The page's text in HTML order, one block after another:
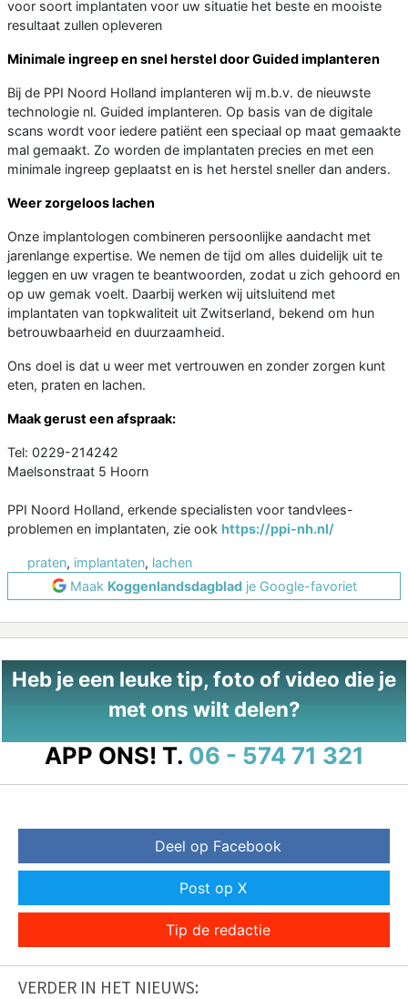
voor soort implantaten voor uw situatie het beste en mooiste
resultaat zullen opleveren
Minimale ingreep en snel herstel door Guided implanteren
Bij de PPI Noord Holland implanteren wij m.b.v. de nieuwste
technologie nl. Guided implanteren. Op basis van de digitale
scans wordt voor iedere patiënt een speciaal op maat gemaakte
mal gemaakt. Zo worden de implantaten precies en met een
minimale ingreep geplaatst en is het herstel sneller dan anders.
Weer zorgeloos lachen
Onze implantologen combineren persoonlijke aandacht met
jarenlange expertise. We nemen de tijd om alles duidelijk uit te
leggen en uw vragen te beantwoorden, zodat u zich gehoord en
op uw gemak voelt. Daarbij werken wij uitsluitend met
implantaten van topkwaliteit uit Zwitserland, bekend om hun
betrouwbaarheid en duurzaamheid.
Ons doel is dat u weer met vertrouwen en zonder zorgen kunt
eten, praten en lachen.
Maak gerust een afspraak:
Tel: 0229-214242
Maelsonstraat 5 Hoorn
PPI Noord Holland, erkende specialisten voor tandvlees-
problemen en implantaten, zie ook https://ppi-nh.nl/
praten, implantaten, lachen
Maak Koggenlandsdagbladje Google-favoriet
Heb je een leuke tip, foto of video die je
met ons wilt delen?
APP ONS! T. 06 - 574 71 321
Deel op Facebook
Post op X
Tip de redactie
VERDER IN HET NIEUWS: